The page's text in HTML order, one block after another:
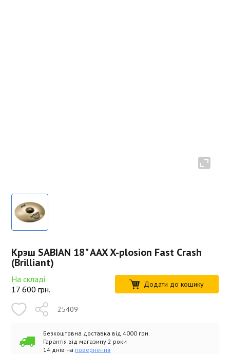
Крэш SABIAN 18" AAX X-plosion Fast Crash
(Brilliant)
На складі
17 600 грн. Додати до кошику
25409
Безкоштовна доставка від 4000 грн.
Гарантія від магазину 2 роки
14 днів на повернення